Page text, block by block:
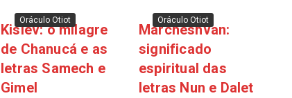
Oráculo Otiot
Kislev: o milagre
de Chanucá e as
letras Samech e
Gimel
Oráculo Otiot
Marcheshvan:
significado
espiritual das
letras Nun e Dalet